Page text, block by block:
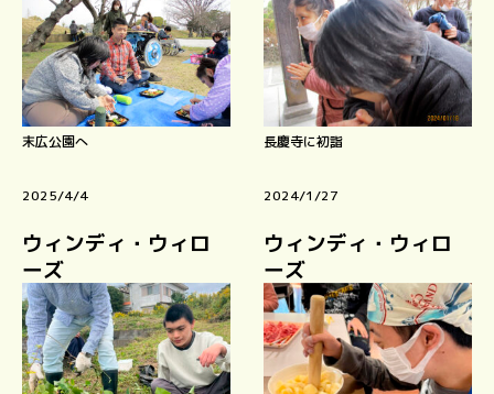
末広公園へ
2025/4/4
長慶寺に初詣
2024/1/27
ウィンディ・ウィロ
ーズ
ウィンディ・ウィロ
ーズ